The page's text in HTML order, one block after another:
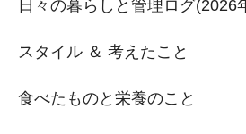
日々の暮らしと管理ログ(2026
スタイル ＆ 考えたこと
食べたものと栄養のこと